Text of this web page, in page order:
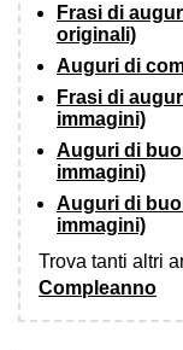
Frasi di
originali)
Auguri di
Frasi di
immagini)
Auguri di
immagini)
Auguri di
immagini)
Trova tanti altri
Compleanno